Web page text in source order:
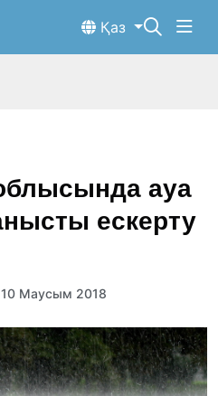
Қаз
облысында ауа
ескерту
Маусым 2018